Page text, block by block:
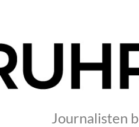
Journalisten